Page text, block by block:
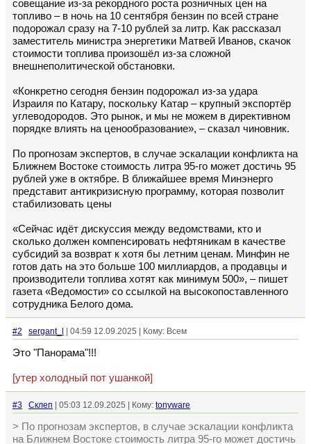
совещание из-за рекордного роста розничных цен на
топливо – в ночь на 10 сентября бензин по всей стране
подорожал сразу на 7-10 рублей за литр. Как рассказал
заместитель министра энергетики Матвей Иванов, скачок
стоимости топлива произошёл из-за сложной
внешнеполитической обстановки.
«Конкретно сегодня бензин подорожал из-за удара
Израиля по Катару, поскольку Катар – крупный экспортёр
углеводородов. Это рынок, и мы не можем в директивном
порядке влиять на ценообразование», – сказал чиновник.
По прогнозам экспертов, в случае эскалации конфликта на
Ближнем Востоке стоимость литра 95-го может достичь 95
рублей уже в октябре. В ближайшее время Минэнерго
представит антикризисную программу, которая позволит
стабилизовать цены
«Сейчас идёт дискуссия между ведомствами, кто и
сколько должен компенсировать нефтяникам в качестве
субсидий за возврат к хотя бы летним ценам. Минфин не
готов дать на это больше 100 миллиардов, а продавцы и
производители топлива хотят как минимум 500», – пишет
газета «Ведомости» со ссылкой на высокопоставленного
сотрудника Белого дома.
#2 sergant_l | 04:59 12.09.2025 | Кому: Всем
Это "Панорама"!!!
[утер холодный пот ушанкой]
#3 Склеп | 05:03 12.09.2025 | Кому: tonyware
> По прогнозам экспертов, в случае эскалации конфликта
на Ближнем Востоке стоимость литра 95-го может достичь